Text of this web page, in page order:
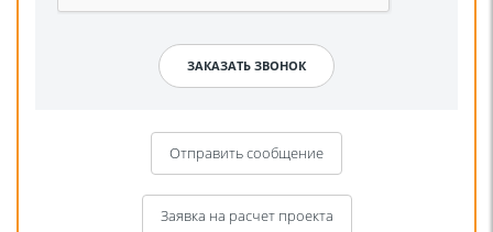
Отправить сообщение
Заявка на расчет проекта